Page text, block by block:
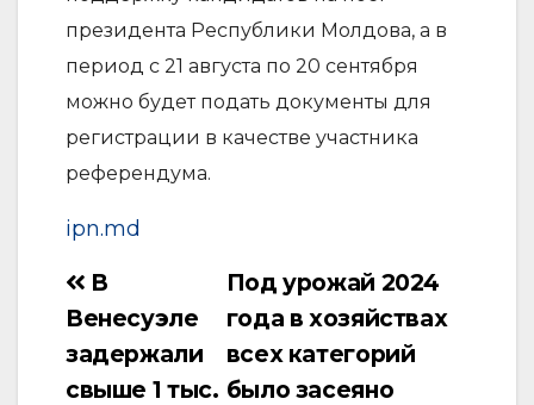
президента Республики Молдова, а в
период с 21 августа по 20 сентября
можно будет подать документы для
регистрации в качестве участника
референдума.
ipn.md
Навигация
по
записям
Под урожай 2024
года в хозяйствах
всех категорий
было засеяно
В
Венесуэле
задержали
свыше 1 тыс.